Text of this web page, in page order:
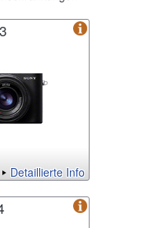
Detaillierte Info